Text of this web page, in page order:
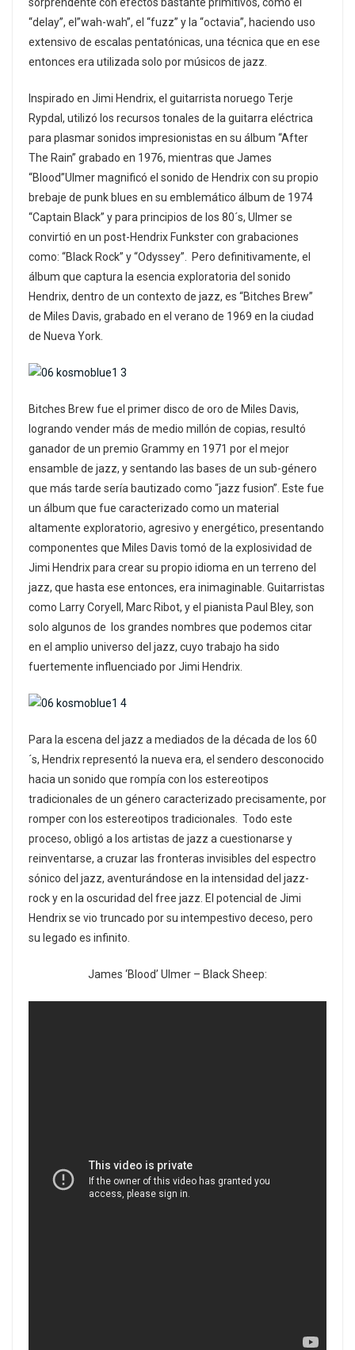
“delay”, el”wah-wah”, el “fuzz” y la “octavia”, haciendo uso
extensivo de escalas pentatónicas, una técnica que en ese
entonces era utilizada solo por músicos de jazz.
Inspirado en Jimi Hendrix, el guitarrista noruego Terje
Rypdal, utilizó los recursos tonales de la guitarra eléctrica
para plasmar sonidos impresionistas en su álbum “After
The Rain” grabado en 1976, mientras que James
“Blood”Ulmer magnificó el sonido de Hendrix con su propio
brebaje de punk blues en su emblemático álbum de 1974
“Captain Black” y para principios de los 80´s, Ulmer se
convirtió en un post-Hendrix Funkster con grabaciones
como: “Black Rock” y “Odyssey”. Pero definitivamente, el
álbum que captura la esencia exploratoria del sonido
Hendrix, dentro de un contexto de jazz, es “Bitches Brew”
de Miles Davis, grabado en el verano de 1969 en la ciudad
de Nueva York.
Bitches Brew fue el primer disco de oro de Miles Davis,
logrando vender más de medio millón de copias, resultó
ganador de un premio Grammy en 1971 por el mejor
ensamble de jazz, y sentando las bases de un sub-género
que más tarde sería bautizado como “jazz fusion”. Este fue
un álbum que fue caracterizado como un material
altamente exploratorio, agresivo y energético, presentando
componentes que Miles Davis tomó de la explosividad de
Jimi Hendrix para crear su propio idioma en un terreno del
jazz, que hasta ese entonces, era inimaginable. Guitarristas
como Larry Coryell, Marc Ribot, y el pianista Paul Bley, son
solo algunos de los grandes nombres que podemos citar
en el amplio universo del jazz, cuyo trabajo ha sido
fuertemente influenciado por Jimi Hendrix.
Para la escena del jazz a mediados de la década de los 60
´s, Hendrix representó la nueva era, el sendero desconocido
hacia un sonido que rompía con los estereotipos
tradicionales de un género caracterizado precisamente, por
romper con los estereotipos tradicionales. Todo este
proceso, obligó a los artistas de jazz a cuestionarse y
reinventarse, a cruzar las fronteras invisibles del espectro
sónico del jazz, aventurándose en la intensidad del jazz-
rock y en la oscuridad del free jazz. El potencial de Jimi
Hendrix se vio truncado por su intempestivo deceso, pero
su legado es infinito.
James ‘Blood’ Ulmer – Black Sheep: